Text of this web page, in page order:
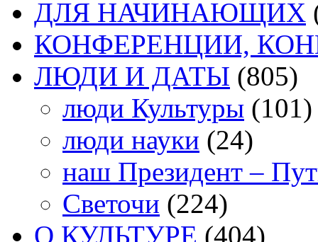
ДЛЯ НАЧИНАЮЩИХ
КОНФЕРЕНЦИИ,
ЛЮДИ И ДАТЫ (805)
люди Культуры (101)
люди науки (24)
наш Президент –
Светочи (224)
О КУЛЬТУРЕ (404)